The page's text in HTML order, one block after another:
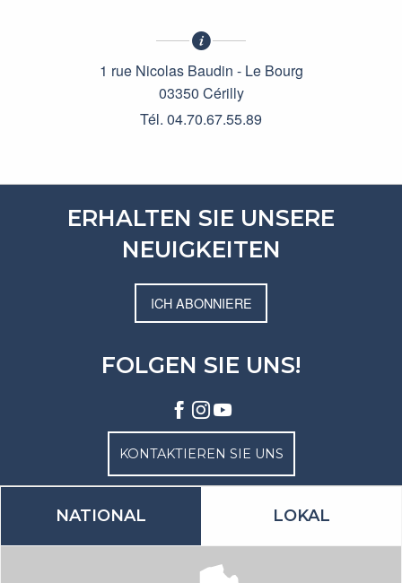
1 rue Nicolas Baudin - Le Bourg
03350 Cérilly
Tél. 04.70.67.55.89
ERHALTEN SIE UNSERE
NEUIGKEITEN
ICH ABONNIERE
FOLGEN SIE UNS!
KONTAKTIEREN SIE UNS
NATIONAL LOKAL